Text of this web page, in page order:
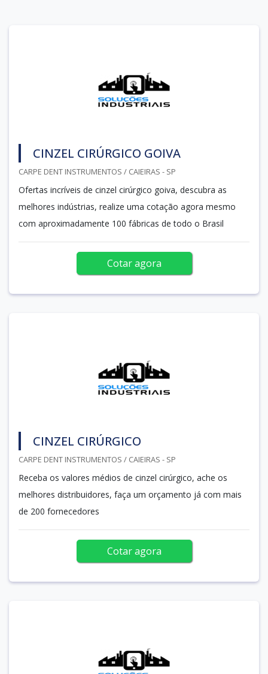
CINZEL CIRÚRGICO GOIVA
CARPE DENT INSTRUMENTOS / CAIEIRAS - SP
Ofertas incríveis de cinzel cirúrgico goiva, descubra as
melhores indústrias, realize uma cotação agora mesmo
com aproximadamente 100 fábricas de todo o Brasil
Cotar agora
CINZEL CIRÚRGICO
CARPE DENT INSTRUMENTOS / CAIEIRAS - SP
Receba os valores médios de cinzel cirúrgico, ache os
melhores distribuidores, faça um orçamento já com mais
de 200 fornecedores
Cotar agora